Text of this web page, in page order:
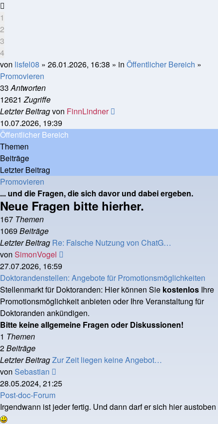
1
2
3
4
von lisfel08 » 26.01.2026, 16:38 » in Öffentlicher Bereich »
Promovieren
33Antworten
12621Zugriffe
Letzter Beitragvon FinnLindner
10.07.2026, 19:39
Öffentlicher Bereich
Themen
Beiträge
Letzter Beitrag
Promovieren
... und die Fragen, die sich davor und dabei ergeben.
Neue Fragen bitte hierher.
167 Themen
1069 Beiträge
Letzter Beitrag Re: Falsche Nutzung von ChatG…
von SimonVogel
27.07.2026, 16:59
Doktorandenstellen: Angebote für Promotionsmöglichkeiten
Stellenmarkt für Doktoranden: Hier können Sie kostenlos Ihre
Promotionsmöglichkeit anbieten oder Ihre Veranstaltung für
Doktoranden ankündigen.
Bitte keine allgemeine Fragen oder Diskussionen!
1 Themen
2Beiträge
Letzter BeitragZur Zeit liegen keine Angebot…
von Sebastian
Beitrag
28.05.2024, 21:25
Post-doc-Forum
Irgendwann ist jeder fertig. Und dann darf er sich hier austoben